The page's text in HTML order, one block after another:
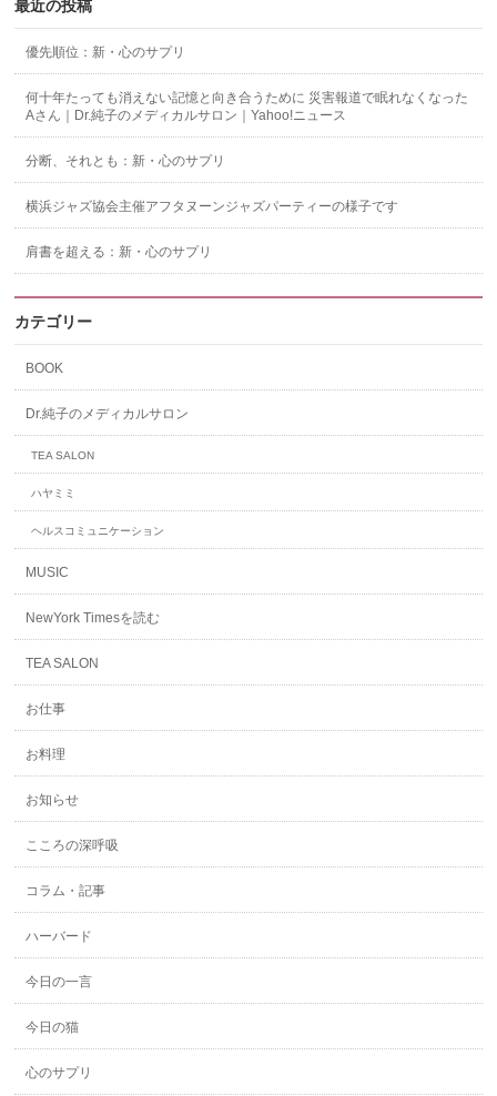
最近の投稿
優先順位：新・心のサプリ
何十年たっても消えない記憶と向き合うために 災害報道で眠れなくなった
Aさん｜Dr.純子のメディカルサロン｜Yahoo!ニュース
分断、それとも：新・心のサプリ
横浜ジャズ協会主催アフタヌーンジャズパーティーの様子です
肩書を超える：新・心のサプリ
カテゴリー
BOOK
Dr.純子のメディカルサロン
TEA SALON
ハヤミミ
ヘルスコミュニケーション
MUSIC
NewYork Timesを読む
TEA SALON
お仕事
お料理
お知らせ
こころの深呼吸
コラム・記事
ハーバード
今日の一言
今日の猫
心のサプリ